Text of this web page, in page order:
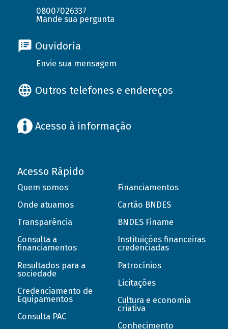
08007026337
Mande sua pergunta
Ouvidoria
Envie sua mensagem
Outros telefones e endereços
Acesso à informação
Acesso Rápido
Quem somos
Onde atuamos
Transparência
Consulta a
financiamentos
Resultados para a
sociedade
Credenciamento de
Equipamentos
Consulta PAC
Financiamentos
Cartão BNDES
BNDES Finame
Instituições financeiras
credenciadas
Patrocínios
Licitações
Cultura e economia
criativa
Conhecimento